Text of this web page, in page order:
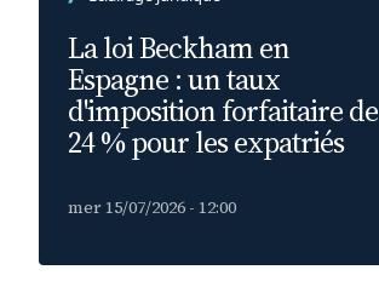
La loi Beckham en
Espagne : un taux
d'imposition forfaitaire de
24 % pour les expatriés
mer 15/07/2026 - 12:00